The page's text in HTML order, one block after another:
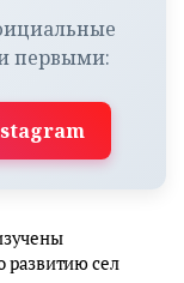
первыми:
развитию сел